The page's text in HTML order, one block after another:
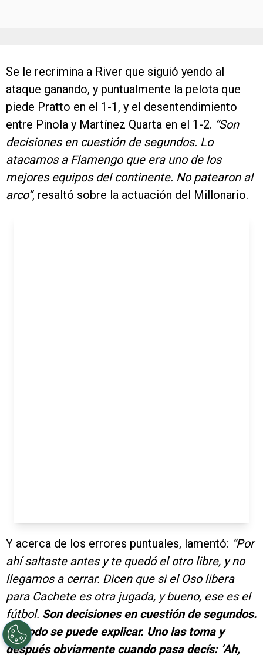
Se le recrimina a River que siguió yendo al
ataque ganando, y puntualmente la pelota que
piede Pratto en el 1-1, y el desentendimiento
entre Pinola y Martínez Quarta en el 1-2. “Son
decisiones en cuestión de segundos. Lo
atacamos a Flamengo que era uno de los
mejores equipos del continente. No patearon al
arco”, resaltó sobre la actuación del Millonario.
Y acerca de los errores puntuales, lamentó: “Por
ahí saltaste antes y te quedó el otro libre, y no
llegamos a cerrar. Dicen que si el Oso libera
para Cachete es otra jugada, y bueno, ese es el
fútbol. Son decisiones en cuestión de segundos.
No todo se puede explicar. Uno las toma y
después obviamente cuando pasa decís: ‘Ah,